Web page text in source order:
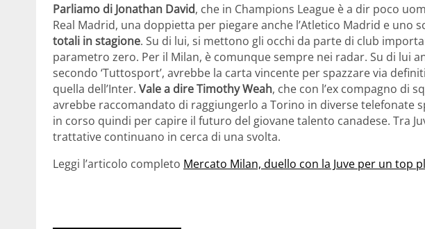
Parliamo di Jonathan David, che in Champions League è a dir poco
Real Madrid, una doppietta per piegare anche l’Atletico Madrid e uno
totali in stagione. Su di lui, si mettono gli occhi da parte di club
parametro zero. Per il Milan, è comunque sempre nei radar. Su di lui
secondo ‘Tuttosport’, avrebbe la carta vincente per spazzare via
quella dell’Inter. Vale a dire Timothy Weah, che con l’ex compagno di
avrebbe raccomandato di raggiungerlo a Torino in diverse telefonate
in corso quindi per capire il futuro del giovane talento canadese. Tra
trattative continuano in cerca di una svolta.
Leggi l’articolo completo Mercato Milan, duello con la Juve per un top